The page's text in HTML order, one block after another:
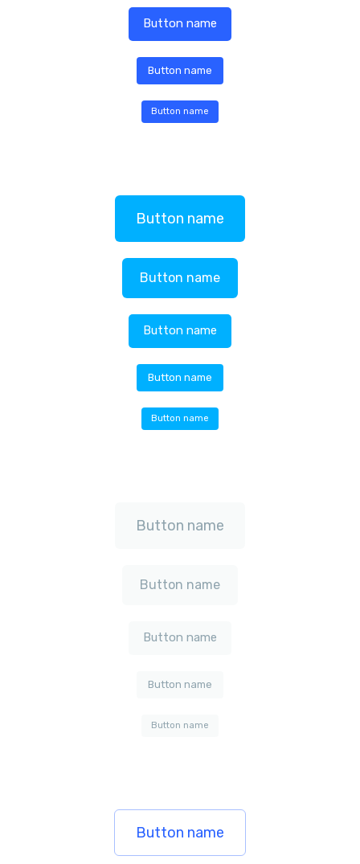
Button name
Button name
Button name
Button name
Button name
Button name
Button name
Button name
Button name
Button name
Button name
Button name
Button name
Button name